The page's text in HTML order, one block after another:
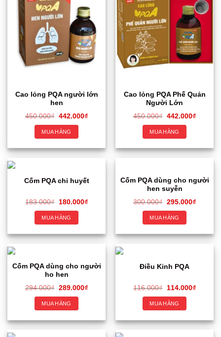
Cao lỏng PQA người lớn
hen
450.000₫ 442.000₫
MUA HÀNG
Cao lỏng PQA Phế Quản
Người Lớn
450.000₫ 442.000₫
MUA HÀNG
Cốm PQA chỉ huyết
183.000₫ 180.000₫
MUA HÀNG
Cốm PQA dùng cho người
hen suyễn
300.000₫ 295.000₫
MUA HÀNG
Cốm PQA dùng cho người
ho hen
294.000₫ 289.000₫
MUA HÀNG
Điều Kinh PQA
116.000₫ 114.000₫
MUA HÀNG